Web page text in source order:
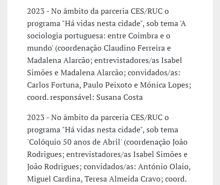
2023 - No âmbito da parceria CES/RUC o
programa "Há vidas nesta cidade", sob tema 'A
sociologia portuguesa: entre Coimbra e o
mundo' (coordenação Claudino Ferreira e
Madalena Alarcão; entrevistadores/as Isabel
Simões e Madalena Alarcão; convidados/as:
Carlos Fortuna, Paulo Peixoto e Mónica Lopes;
coord. responsável: Susana Costa
2023 - No âmbito da parceria CES/RUC o
programa "Há vidas nesta cidade", sob tema
'Colóquio 50 anos de Abril' (coordenação João
Rodrigues; entrevistadores/as Isabel Simões e
João Rodrigues; convidados/as: António Olaio,
Miguel Cardina, Teresa Almeida Cravo; coord.